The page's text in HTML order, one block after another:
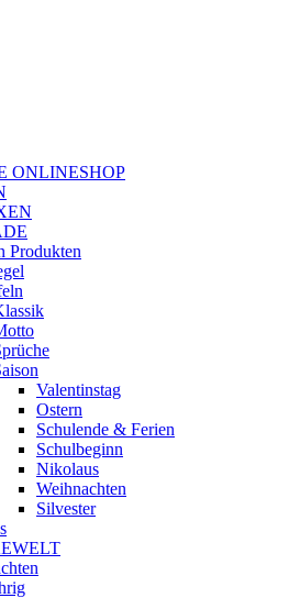
ONLINESHOP
Produkten
Valentinstag
Ostern
Schulende & Ferien
Schulbeginn
Nikolaus
Weihnachten
Silvester